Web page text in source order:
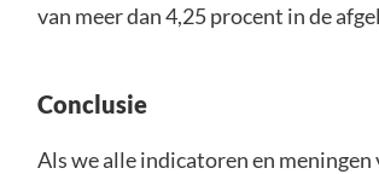
van meer dan 4,25 procent in de
Conclusie
Als we alle indicatoren en